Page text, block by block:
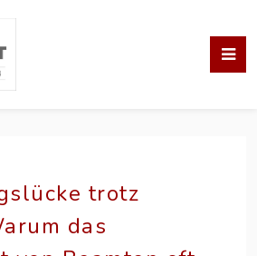
trotz
das